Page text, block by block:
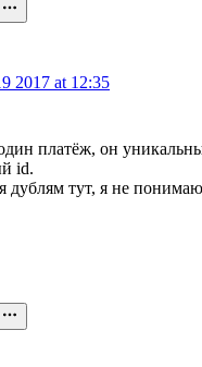
2017 at 12:35
платёж, он
id.
дублям тут, я не